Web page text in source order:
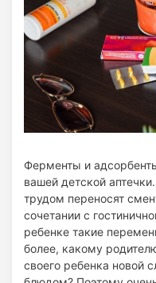
Ферменты и
вашей детской
трудом переносят
сочетании с
ребенке такие
более, какому
своего ребенка новой